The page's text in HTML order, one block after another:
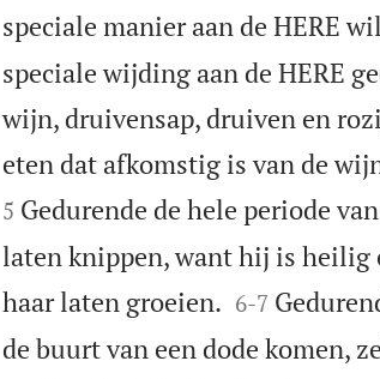
speciale manier aan de HERE
speciale wijding aan de HERE
wijn, druivensap, druiven en
eten dat afkomstig is van de
5 Gedurende de hele periode
laten knippen, want hij is heilig
haar laten groeien.
6-7
de buurt van een dode komen,